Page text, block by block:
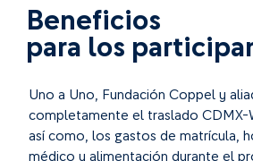
Beneficios
para los
Uno a Uno, Fundación Coppel y
completamente el traslado CDMX-
así como, los gastos de matrícula,
médico y alimentación durante el